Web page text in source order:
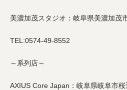
美濃加茂スタジオ：岐阜県美濃加茂
TEL:0574-49-8552
～系列店～
AXIUS Core Japan：岐阜県岐阜市